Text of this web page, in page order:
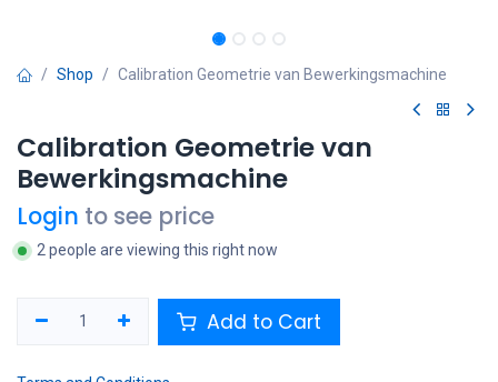
Shop Calibration Geometrie van Bewerkingsmachine
Calibration Geometrie van
Bewerkingsmachine
Login to see price
2 people are viewing this right now
Add to Cart